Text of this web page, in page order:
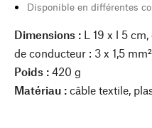
Disponible en différentes
Dimensions : L 19 x l 5
de conducteur : 3 x 1,5 mm²
Poids : 420 g
Matériau : câble textile,